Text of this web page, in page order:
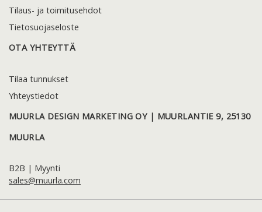
Tilaus- ja toimitusehdot
Tietosuojaseloste
OTA YHTEYTTÄ
Tilaa tunnukset
Yhteystiedot
MUURLA DESIGN MARKETING OY | MUURLANTIE 9, 25130
MUURLA
B2B | Myynti
sales@muurla.com